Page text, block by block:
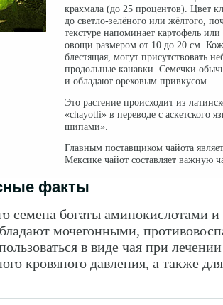
крахмала (до 25 процентов). Цвет
до светло-зелёного или жёлтого,
текстуре напоминает картофель
овощи размером от 10 до 20 см.
блестящая, могут присутствовать
продольные канавки. Семечки
и обладают ореховым привкусом.
Это растение происходит из
«chayotli» в переводе с аскетского
шипами».
Главным поставщиком чайота
Мексике чайот составляет важную
факты
семена богаты аминокислотами
мочегонными,
в виде чая при
кровяного давления, а также